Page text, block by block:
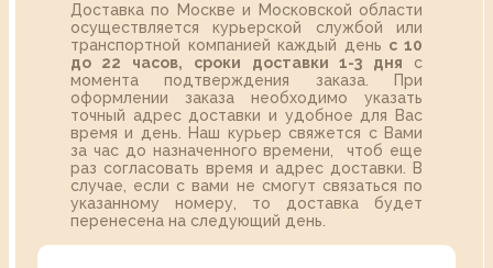
Доставка по Москве и Московской области
осуществляется курьерской службой или
транспортной компанией каждый день с 10
до 22 часов,
сроки доставки 1-3 дня с
момента подтверждения заказа. При
оформлении заказа необходимо указать
точный адрес доставки и удобное для Вас
время и день. Наш курьер свяжется с Вами
за час до назначенного времени, чтоб еще
раз согласовать время и адрес доставки. В
случае, если с вами не смогут связаться по
указанному номеру, то доставка будет
перенесена на следующий день.